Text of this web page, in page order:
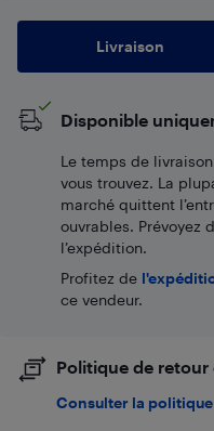
Livraison
Disponible
Le temps de
vous trouvez. La
marché quittent
ouvrables. Prévoyez
l’expédition.
Profitez de
ce vendeur.
Politique de
Consulter la